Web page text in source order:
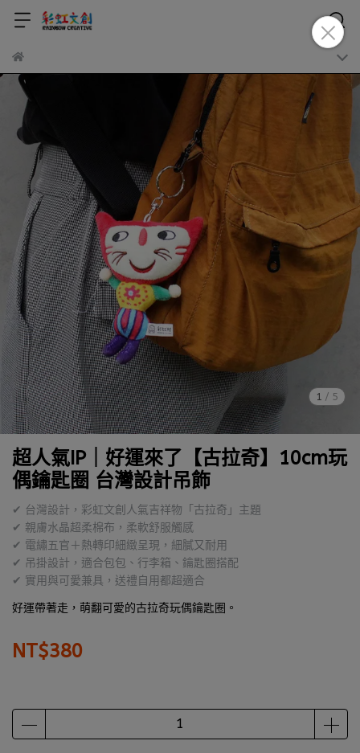
1 / 5
超人氣IP｜好運來了【古拉奇】10cm玩
偶鑰匙圈 台灣設計吊飾
✔ 台灣設計，彩虹文創人氣吉祥物「古拉奇」主題
✔ 親膚水晶超柔棉布，柔軟舒服觸感
✔ 電繡五官＋熱轉印細緻呈現，細膩又耐用
✔ 吊掛設計，適合包包、行李箱、鑰匙圈搭配
✔ 實用與可愛兼具，送禮自用都超適合
好運帶著走，萌翻可愛的古拉奇玩偶鑰匙圈。
NT$380